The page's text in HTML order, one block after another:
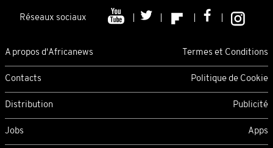
Réseaux sociaux
A propos d'Africanews Termes et Conditions
Contacts Politique de Cookie
Distribution Publicité
Jobs Apps